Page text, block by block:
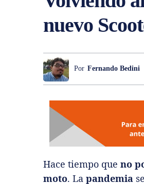
nuevo
Por Fernando Bedini
Hace tiempo que no
moto. La pandemia